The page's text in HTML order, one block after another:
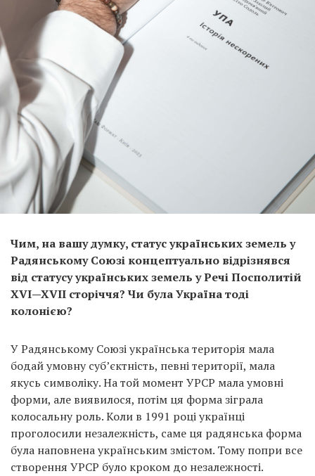
Чим, на вашу думку, статус українських земель у
Радянському Союзі концептуально відрізнявся
від статусу українських земель у Речі Посполитій
XVI—XVII сторіччя? Чи була Україна тоді
колонією?
У Радянському Союзі українська територія мала
бодай умовну суб’єктність, певні території, мала
якусь символіку. На той момент УРСР мала умовні
форми, але виявилося, потім ця форма зіграла
колосальну роль. Коли в 1991 році українці
проголосили незалежність, саме ця радянська форма
була наповнена українським змістом. Тому попри все
створення УРСР було кроком до незалежності.